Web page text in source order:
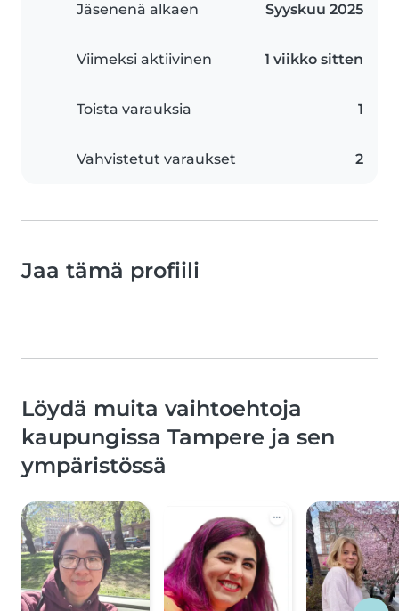
Jäsenenä alkaen Syyskuu 2025
Viimeksi aktiivinen 1 viikko sitten
Toista varauksia 1
Vahvistetut varaukset 2
Jaa tämä profiili
Löydä muita vaihtoehtoja
kaupungissa Tampere ja sen
ympäristössä